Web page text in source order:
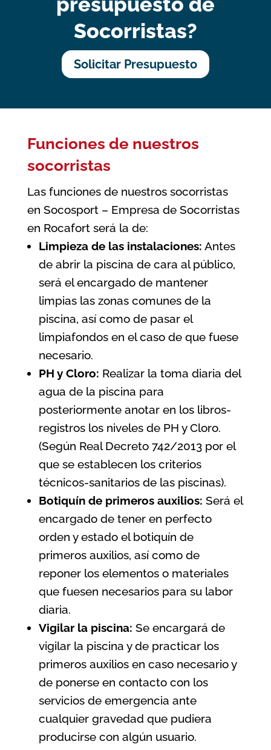
Socorristas?
Solicitar Presupuesto
Funciones de nuestros
socorristas
Las funciones de nuestros socorristas
en Socosport – Empresa de Socorristas
en Rocafort será la de:
Limpieza de las instalaciones: Antes
de abrir la piscina de cara al público,
será el encargado de mantener
limpias las zonas comunes de la
piscina, así como de pasar el
limpiafondos en el caso de que fuese
necesario.
PH y Cloro: Realizar la toma diaria del
agua de la piscina para
posteriormente anotar en los libros-
registros los niveles de PH y Cloro.
(Según Real Decreto 742/2013 por el
que se establecen los criterios
técnicos-sanitarios de las piscinas).
Botiquín de primeros auxilios: Será el
encargado de tener en perfecto
orden y estado el botiquín de
primeros auxilios, así como de
reponer los elementos o materiales
que fuesen necesarios para su labor
diaria.
Vigilar la piscina: Se encargará de
vigilar la piscina y de practicar los
primeros auxilios en caso necesario y
de ponerse en contacto con los
servicios de emergencia ante
cualquier gravedad que pudiera
producirse con algún usuario.